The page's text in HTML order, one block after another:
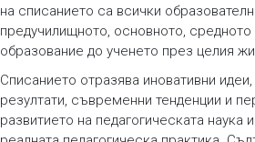
на списанието са всички
предучилищното, основното,
образование до ученето през целия
Списанието отразява иновативни
резултати, съвременни тенденции и
развитието на педагогическата наука